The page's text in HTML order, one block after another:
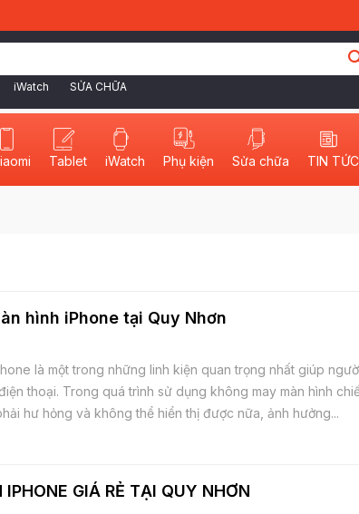
iWatch SỬA CHỮA
Tablet iWatch Phụ kiện Sửa chữa TIN TỨC
hình iPhone tại Quy Nhơn
là một trong những linh kiện quan trọng nhất giúp
thoại. Trong quá trình sử dụng không may màn hình
hư hỏng và không thể hiển thị được nữa, ảnh hưởng...
GIÁ RẺ TẠI QUY NHƠN